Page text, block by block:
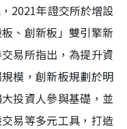
2021年證交所於增設
、創新板」雙引擎新
易所指出，為提升資
模，創新板規劃於明
投資人參與基礎，並
易等多元工具，打造